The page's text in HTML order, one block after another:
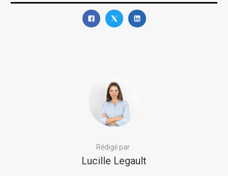
Rédigé par
Lucille Legault